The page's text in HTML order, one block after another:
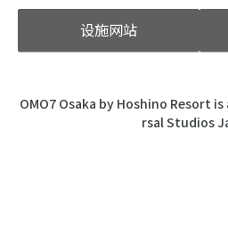
设施网站
OMO7 Osaka by Hoshino Resort
rsal Studios